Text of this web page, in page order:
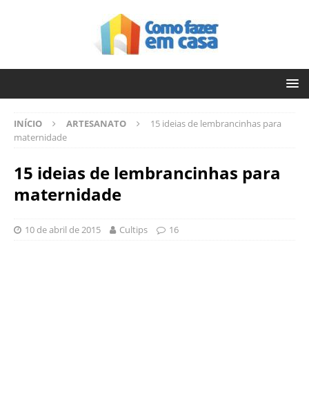
INÍCIO ARTESANATO
15 ideias de lembrancinhas para
maternidade
15 ideias de lembrancinhas para
maternidade
10 de abril de 2015 Cultips 16